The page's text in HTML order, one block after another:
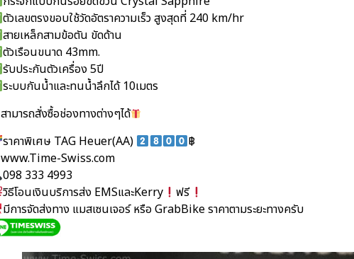
ตัวเลขตรงขอบใช้วัดอัตราความเร็ว สูงสุดที่ 240 km/hr
สายเหล็กสามข้อตัน ขัดด้าน
ตัวเรือนขนาด 43mm.
รับประกันตัวเครื่อง 5ปี
ระบบกันน้ำและทนน้ำลึกได้ 10เมตร
สามารถสั่งซื้อช่องทางต่างๆได้
ราคาพิเศษ TAG Heuer(AA)
฿
www.Time-Swiss.com
098 333 4993
วิธีโอนเงินบริการส่ง EMSและKerry
ฟรี
มีการจัดส่งทาง แมสเซนเจอร์ หรือ GrabBike ราคาตามระยะทางครับ